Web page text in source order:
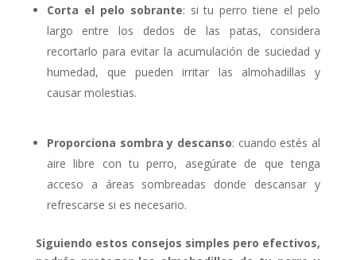
Corta el pelo sobrante: si tu perro tiene el pelo
largo entre los dedos de las patas, considera
recortarlo para evitar la acumulación de suciedad y
humedad, que pueden irritar las almohadillas y
causar molestias.
Proporciona sombra y descanso: cuando estés al
aire libre con tu perro, asegúrate de que tenga
acceso a áreas sombreadas donde descansar y
refrescarse si es necesario.
Siguiendo estos consejos simples pero efectivos,